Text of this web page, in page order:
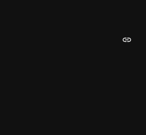
die Orte, Menschen und Projekte,